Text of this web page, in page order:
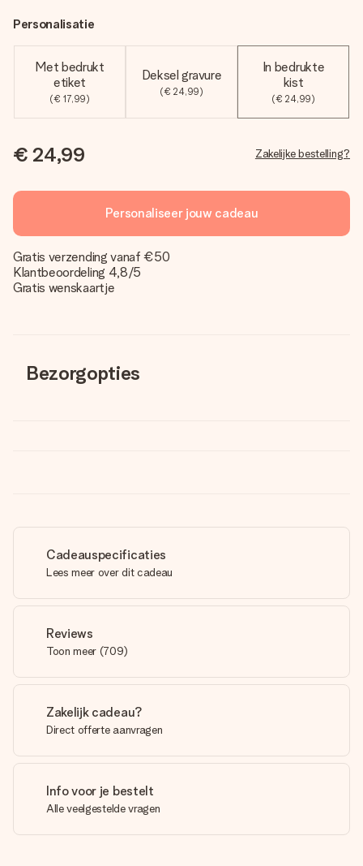
Personalisatie
Met bedrukt
etiket
(€ 17,99)
Deksel gravure
(€ 24,99)
In bedrukte
kist
(€ 24,99)
€ 24,99 Zakelijke bestelling?
Personaliseer jouw cadeau
Gratis verzending vanaf €50
Klantbeoordeling 4,8/5
Gratis wenskaartje
Bezorgopties
Cadeauspecificaties
Lees meer over dit cadeau
Reviews
Toon meer (709)
Zakelijk cadeau?
Direct offerte aanvragen
Info voor je bestelt
Alle veelgestelde vragen